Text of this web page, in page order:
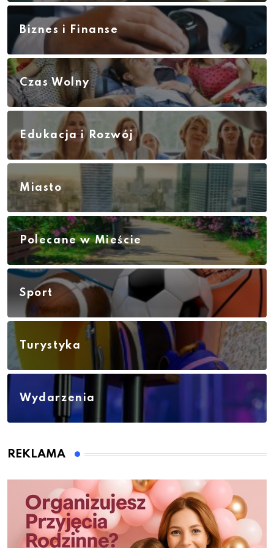
Biznes i Finanse
Czas Wolny
Edukacja i Rozwój
Miasto
Polecane w Mieście
Sport
Turystyka
Wydarzenia
REKLAMA